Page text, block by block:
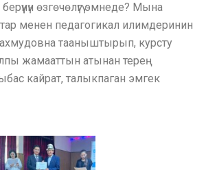
өзгөчөлүгү эмнеде? Мына
менен педагогикал илимдеринин
тааныштырып, курсту
жамааттын атынан терең
кайрат, талыкпаган эмгек